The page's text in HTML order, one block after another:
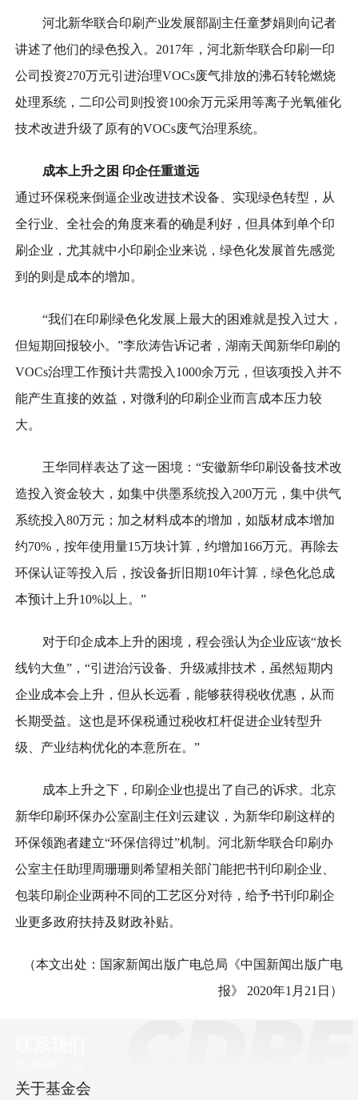
河北新华联合印刷产业发展部副主任童梦娟则向记者
讲述了他们的绿色投入。2017年，河北新华联合印刷一印
公司投资270万元引进治理VOCs废气排放的沸石转轮燃烧
处理系统，二印公司则投资100余万元采用等离子光氧催化
技术改进升级了原有的VOCs废气治理系统。
成本上升之困 印企任重道远
通过环保税来倒逼企业改进技术设备、实现绿色转型，从
全行业、全社会的角度来看的确是利好，但具体到单个印
刷企业，尤其就中小印刷企业来说，绿色化发展首先感觉
到的则是成本的增加。
“我们在印刷绿色化发展上最大的困难就是投入过大，
但短期回报较小。”李欣涛告诉记者，湖南天闻新华印刷的
VOCs治理工作预计共需投入1000余万元，但该项投入并不
能产生直接的效益，对微利的印刷企业而言成本压力较
大。
王华同样表达了这一困境：“安徽新华印刷设备技术改
造投入资金较大，如集中供墨系统投入200万元，集中供气
系统投入80万元；加之材料成本的增加，如版材成本增加
约70%，按年使用量15万块计算，约增加166万元。再除去
环保认证等投入后，按设备折旧期10年计算，绿色化总成
本预计上升10%以上。”
对于印企成本上升的困境，程会强认为企业应该“放长
线钓大鱼”，“引进治污设备、升级减排技术，虽然短期内
企业成本会上升，但从长远看，能够获得税收优惠，从而
长期受益。这也是环保税通过税收杠杆促进企业转型升
级、产业结构优化的本意所在。”
成本上升之下，印刷企业也提出了自己的诉求。北京
新华印刷环保办公室副主任刘云建议，为新华印刷这样的
环保领跑者建立“环保信得过”机制。河北新华联合印刷办
公室主任助理周珊珊则希望相关部门能把书刊印刷企业、
包装印刷企业两种不同的工艺区分对待，给予书刊印刷企
业更多政府扶持及财政补贴。
（本文出处：国家新闻出版广电总局《中国新闻出版广电
报》 2020年1月21日）
关于基金会